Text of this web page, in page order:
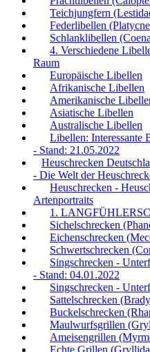
Teichjungfern
Federlibellen
Schlanklibellen
4. Verschiedene
Raum
Europäische Libellen
Afrikanische Libellen
Amerikanische
Asiatische Libellen
Australische Libellen
Libellen: Interessante
- Stand: 21.05.2022
Heuschrecken
- Die Welt der
Heuschrecken -
Artenportraits
1.
Sichelschrecken
Eichenschrecken
Schwertschrecken
Singschrecken -
- Stand: 04.01.2022
Singschrecken -
Sattelschrecken
Buckelschrecken
Maulwurfsgrillen
Ameisengrillen